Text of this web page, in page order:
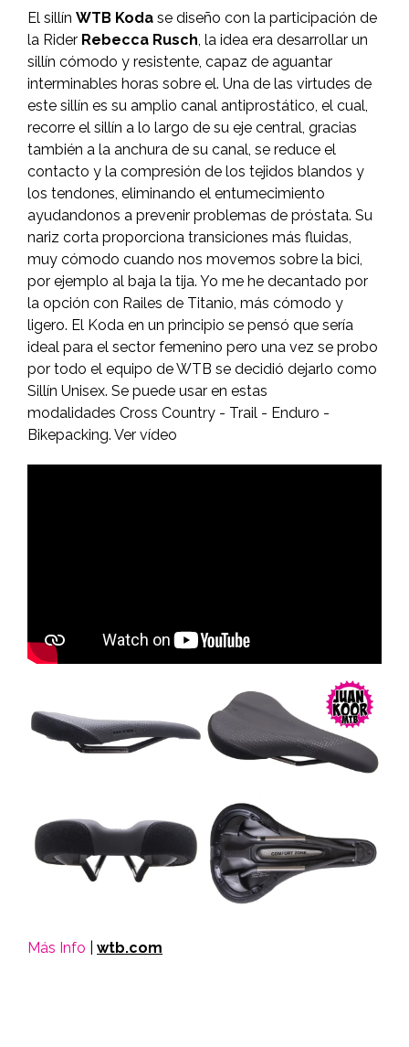
El sillín WTB Koda se diseño con la participación de
la Rider Rebecca Rusch , la idea era desarrollar un
sillín cómodo y resistente, capaz de aguantar
interminables horas sobre el. Una de las virtudes de
este sillín es su amplio canal antiprostático, el cual,
recorre el sillín a lo largo de su eje central, gracias
también a la anchura de su canal, se reduce el
contacto y la compresión de los tejidos blandos y
los tendones, eliminando el entumecimiento
ayudandonos a prevenir problemas de próstata. Su
nariz corta proporciona transiciones más fluidas,
muy cómodo cuando nos movemos sobre la bici,
por ejemplo al baja la tija. Yo me he decantado por
la opción con Railes de Titanio, más cómodo y
ligero. El Koda en un principio se pensó que sería
ideal para el sector femenino pero una vez se probo
por todo el equipo de WTB se decidió dejarlo como
Sillín Unisex. Se puede usar en estas
modalidades Cross Country - Trail - Enduro -
Bikepacking. Ver vídeo
Más Info wtb.com